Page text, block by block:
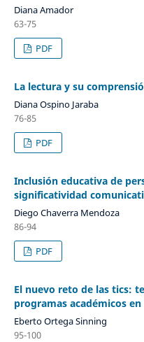
Diana Amador
63-75
PDF
La lectura y su
Diana Ospino Jaraba
76-85
PDF
Inclusión educativa de
significatividad
Diego Chaverra Mendoza
86-94
PDF
El nuevo reto de las tics:
programas académicos
Eberto Ortega Sinning
95-100